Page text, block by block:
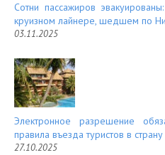
Сотни пассажиров
круизном лайнере, шедшем по
03.11.2025
Электронное разрешение
правила въезда туристов в страну
27.10.2025